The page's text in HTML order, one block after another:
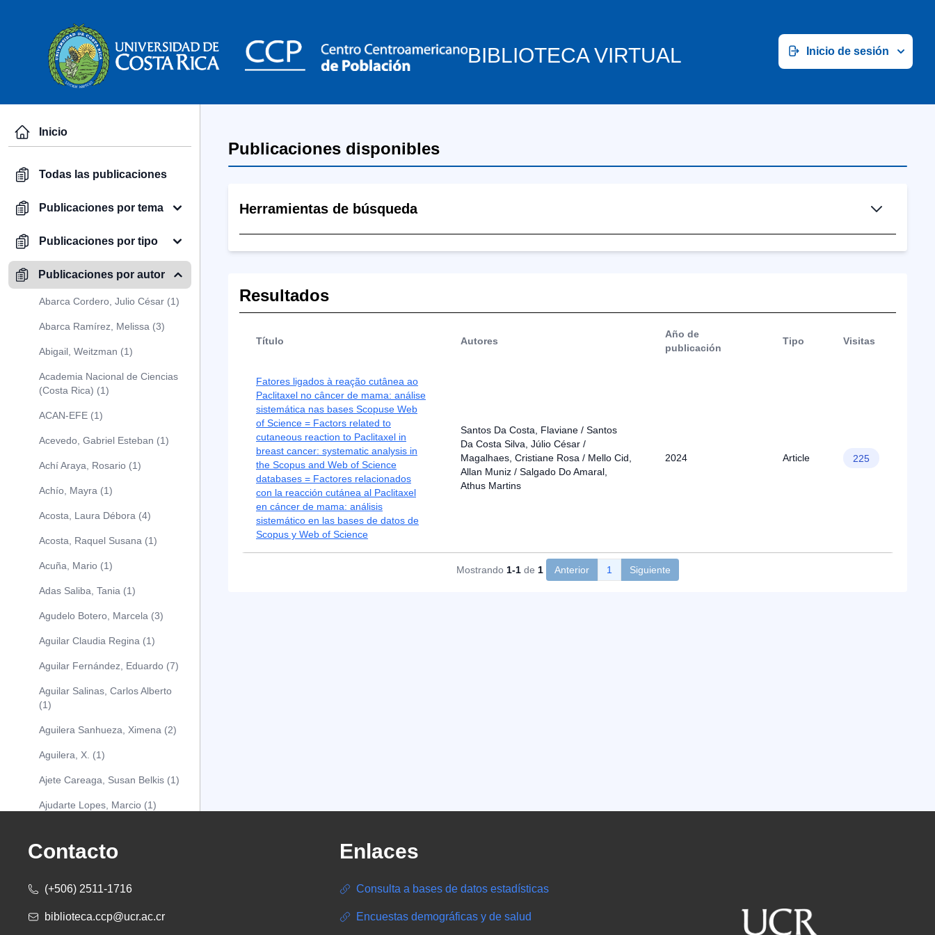
BIBLIOTECA VIRTUAL Inicio de sesión
Inicio
Todas las publicaciones
Publicaciones por tema
Publicaciones por tipo
Publicaciones por autor
Abarca Cordero, Julio César (1)
Abarca Ramírez, Melissa (3)
Abigail, Weitzman (1)
Academia Nacional de Ciencias
(Costa Rica) (1)
ACAN-EFE (1)
Acevedo, Gabriel Esteban (1)
Achí Araya, Rosario (1)
Achío, Mayra (1)
Acosta, Laura Débora (4)
Acosta, Raquel Susana (1)
Acuña, Mario (1)
Adas Saliba, Tania (1)
Agudelo Botero, Marcela (3)
Aguilar Claudia Regina (1)
Aguilar Fernández, Eduardo (7)
Aguilar Salinas, Carlos Alberto
(1)
Aguilera Sanhueza, Ximena (2)
Aguilera, X. (1)
Ajete Careaga, Susan Belkis (1)
Ajudarte Lopes, Marcio (1)
(1)
Albareda Tiana (1)
Alcócer Alfaro, Diana (1)
Publicaciones disponibles
Herramientas de búsqueda
Resultados
Título Autores
Año de
publicación
Tipo Visitas
Fatores ligados à reação cutânea ao
Paclitaxel no câncer de mama: análise
sistemática nas bases Scopuse Web
of Science = Factors related to
cutaneous reaction to Paclitaxel in
breast cancer: systematic analysis in
the Scopus and Web of Science
databases = Factores relacionados
con la reacción cutánea al Paclitaxel
en cáncer de mama: análisis
sistemático en las bases de datos de
Scopus y Web of Science
Santos Da Costa, Flaviane / Santos
Da Costa Silva, Júlio César /
Magalhaes, Cristiane Rosa / Mello Cid,
Allan Muniz / Salgado Do Amaral,
Athus Martins
2024 Article 225
Mostrando 1-1 de 1 Anterior 1 Siguiente
Contacto
(+506) 2511-1716
biblioteca.ccp@ucr.ac.cr
Enlaces
Consulta a bases de datos estadísticas
Encuestas demográficas y de salud